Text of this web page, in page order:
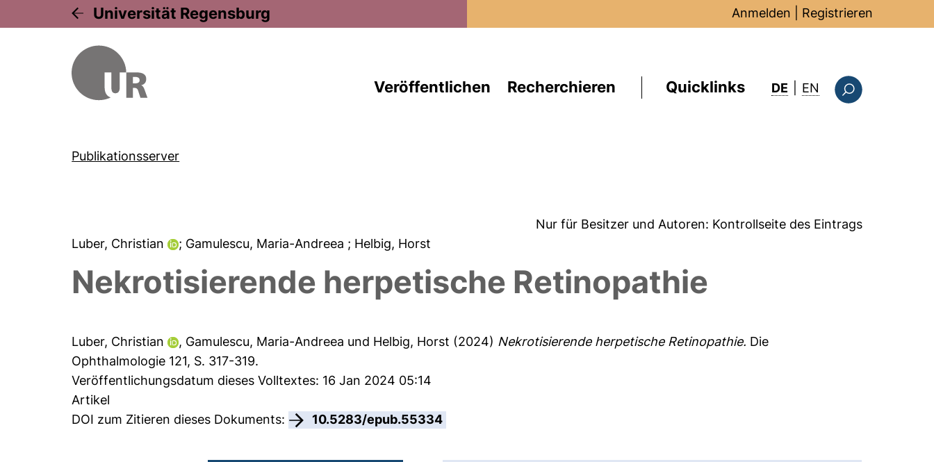
Universität Regensburg Anmelden Registrieren
Veröffentlichen Recherchieren Quicklinks DE EN : this page in
Publikationsserver
Nur für Besitzer und Autoren: Kontrollseite des Eintrags
Luber, Christian
; Gamulescu, Maria-Andreea ; Helbig, Horst
Nekrotisierende herpetische Retinopathie
Luber, Christian , Gamulescu, Maria-Andreea und Helbig, Horst (2024) Nekrotisierende herpetische Retinopathie. Die
Ophthalmologie 121, S. 317-319.
Veröffentlichungsdatum dieses Volltextes: 16 Jan 2024 05:14
Artikel
DOI zum Zitieren dieses Dokuments:
10.5283/epub.55334